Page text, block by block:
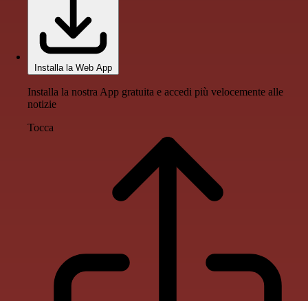
Installa la Web App
Installa la nostra App gratuita e accedi più velocemente alle
notizie
Tocca